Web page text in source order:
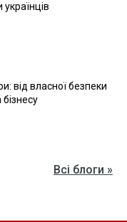
від власної безпеки
Всі блоги »